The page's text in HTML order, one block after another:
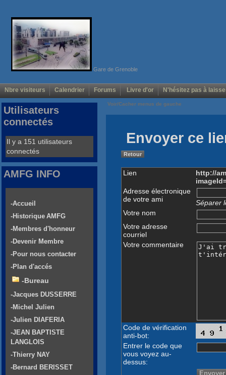
Gare de Grenoble
Nbre visiteurs Calendrier Forums Livre d'or N'hésitez pas à
Voir/Cacher menus de gauche
Envoyer ce
Retour
Lien
http://
Adresse électronique
de votre ami
Séparer
Votre nom
Votre adresse
courriel
Votre commentaire
Code de vérification
anti-bot:
Entrer le code que
vous voyez au-
dessus:
Utilisateurs
connectés
Il y a 151 utilisateurs
connectés
AMFG INFO
-Accueil
-Historique AMFG
-Membres d'honneur
-Devenir Membre
-Pour nous contacter
-Plan d'accés
-Bureau
-Jacques DUSSERRE
-Michel Julien
-Julien DIAFERIA
-JEAN BAPTISTE
LANGLOIS
-Thierry NAY
-Bernard BERISSET